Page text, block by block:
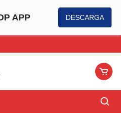
APP DESCARGA